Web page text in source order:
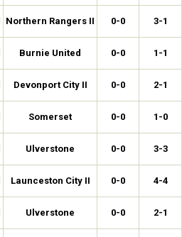
Northern Rangers II 0-0 3-1
Burnie United 0-0 1-1
Devonport City II 0-0 2-1
Somerset 0-0 1-0
Ulverstone 0-0 3-3
Launceston City II 0-0 4-4
Ulverstone 0-0 2-1